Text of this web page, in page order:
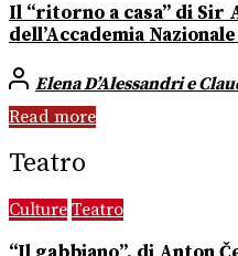
Il “ritorno a casa” di Sir
dell’Accademia
Elena D’Alessandri e
Read more
Teatro
Culture Teatro